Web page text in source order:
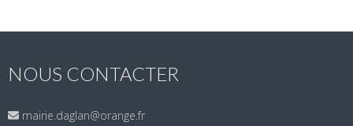
NOUS CONTACTER
mairie.daglan@orange.fr